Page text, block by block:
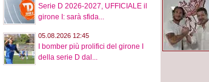
Serie D 2026-2027, UFFICIALE il
girone I: sarà sfida...
05.08.2026 12:45
I bomber più prolifici del girone I
della serie D dal...